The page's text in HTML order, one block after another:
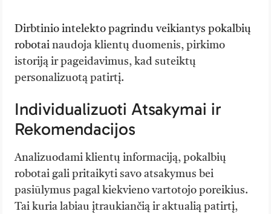
Dirbtinio intelekto pagrindu veikiantys pokalbių
robotai naudoja klientų duomenis, pirkimo
istoriją ir pageidavimus, kad suteiktų
personalizuotą patirtį.
Individualizuoti Atsakymai ir
Rekomendacijos
Analizuodami klientų informaciją, pokalbių
robotai gali pritaikyti savo atsakymus bei
pasiūlymus pagal kiekvieno vartotojo poreikius.
Tai kuria labiau įtraukiančią ir aktualią patirtį,